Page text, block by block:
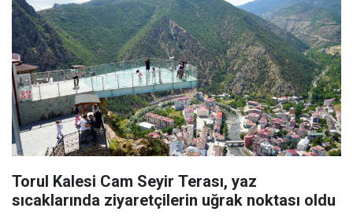
Torul Kalesi Cam Seyir Terası, yaz
sıcaklarında ziyaretçilerin uğrak noktası oldu